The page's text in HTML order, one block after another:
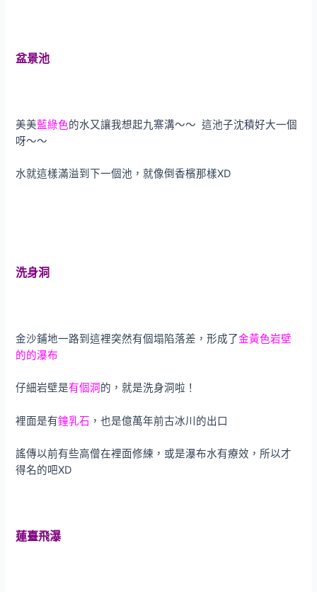
盆景池
美美藍綠色的水又讓我想起九寨溝～～ 這池子沈積好大一個
呀～～
水就這樣滿溢到下一個池，就像倒香檳那樣XD
洗身洞
金沙鋪地一路到這裡突然有個塌陷落差，形成了金黃色岩壁
的的瀑布
仔細岩壁是有個洞 的，就是洗身洞啦！
裡面是有鐘乳石 ，也是億萬年前古冰川的出口
謠傳以前有些高僧在裡面修練，或是瀑布水有療效，所以才
得名的吧XD
蓮臺飛瀑